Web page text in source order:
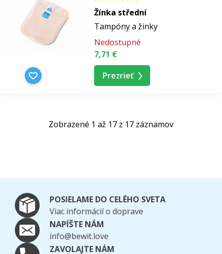
Žínka střední
Tampóny a žinky
Nedostupné
7,71 €
Prezrieť
Zobrazené 1 až 17 z 17 záznamov
POSIELAME DO CELÉHO SVETA
Viac informácií o doprave
NAPÍŠTE NÁM
info@bewit.love
ZAVOLAJTE NÁM